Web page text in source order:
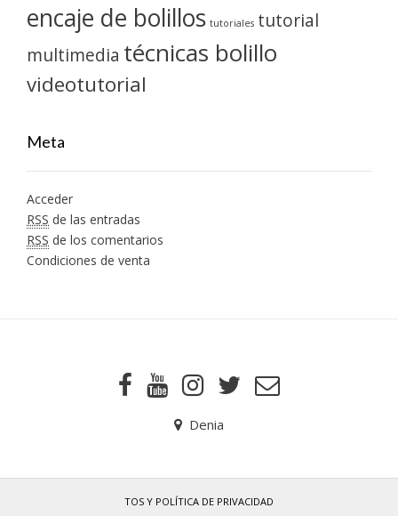
encaje de bolillos tutoriales tutorial
multimedia técnicas bolillo
videotutorial
Meta
Acceder
RSS de las entradas
RSS de los comentarios
Condiciones de venta
Denia
TOS Y POLÍTICA DE PRIVACIDAD